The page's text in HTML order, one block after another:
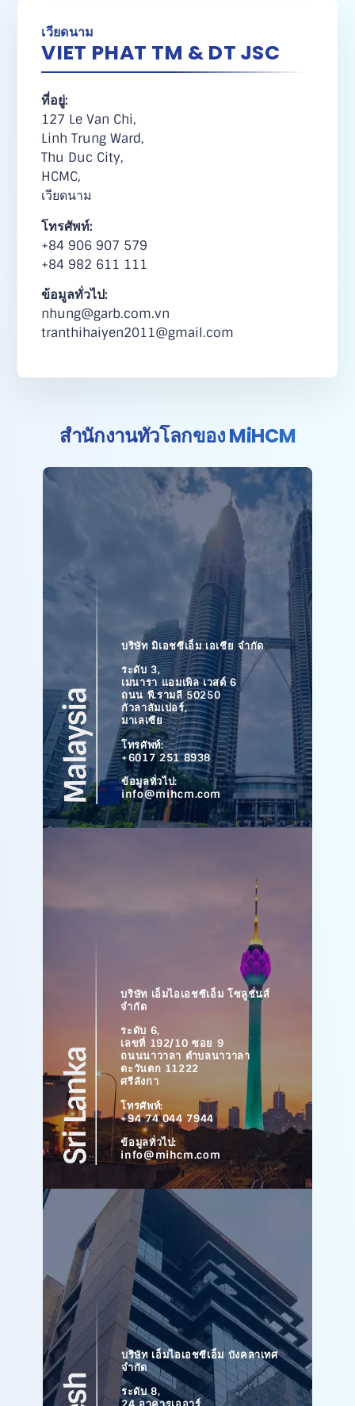
เวียดนาม
VIET PHAT TM & DT JSC
ที่อยู่:
127 Le Van Chi,
Linh Trung Ward,
Thu Duc City,
HCMC,
เวียดนาม
โทรศัพท์:
+84 906 907 579
+84 982 611 111
ข้อมูลทั่วไป:
nhung@garb.com.vn
tranthihaiyen2011@gmail.com
สำนักงานทั่วโลกของ MiHCM
บริษัท มิเอชซีเอ็ม เอเชีย จำกัด
ระดับ 3,
เมนารา แอมเพิล เวสต์ 6
ถนน พี.รามลี 50250
กัวลาลัมเปอร์,
มาเลเซีย
โทรศัพท์:
+6017 251 8938
ข้อมูลทั่วไป:
info@mihcm.com
บริษัท เอ็มไอเอชซีเอ็ม โซลูชั่นส์
จำกัด
ระดับ 6,
เลขที่ 192/10 ซอย 9
ถนนนาวาลา ตำบลนาวาลา
ตะวันตก 11222
ศรีลังกา
โทรศัพท์:
+94 74 044 7944
ข้อมูลทั่วไป:
info@mihcm.com
บริษัท เอ็มไอเอชซีเอ็ม บังคลาเทศ
จำกัด
ระดับ 8,